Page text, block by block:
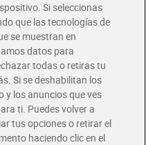
a 100€Si seleccionas
que las tecnologías de
se muestran en
datos para
todas o retiras tu
Si se deshabilitan los
y los anuncios que ves
ti. Puedes volver a
tus opciones o retirar el
haciendo clic en el